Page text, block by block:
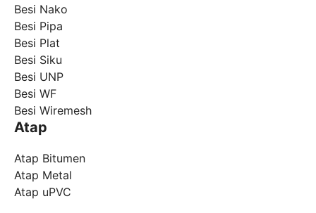
Besi Nako
Besi Pipa
Besi Plat
Besi Siku
Besi UNP
Besi WF
Besi Wiremesh
Atap
Atap Bitumen
Atap Metal
Atap uPVC